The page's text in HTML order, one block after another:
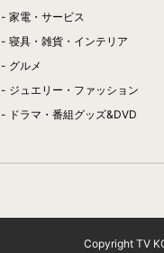
家電・サービス
寝具・雑貨・インテリア
グルメ
ジュエリー・ファッション
ドラマ・番組グッズ&DVD
Copyright TV